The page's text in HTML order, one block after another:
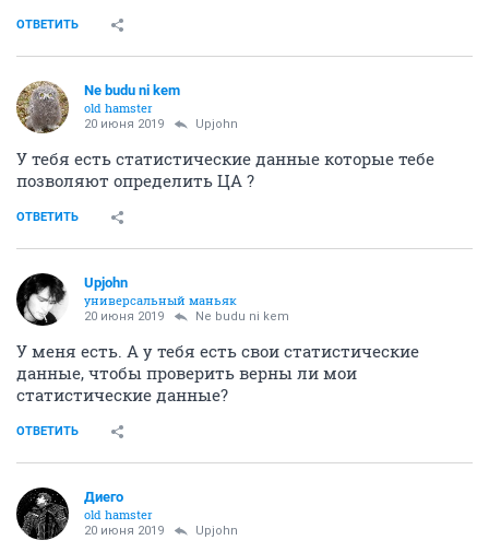
ОТВЕТИТЬ
Ne budu ni kem
old hamster
20 июня 2019 Upjohn
У тебя есть статистические данные которые тебе
позволяют определить ЦА ?
ОТВЕТИТЬ
Upjohn
универсальный маньяк
20 июня 2019 Ne budu ni kem
У меня есть. А у тебя есть свои статистические
данные, чтобы проверить верны ли мои
статистические данные?
ОТВЕТИТЬ
Диего
old hamster
20 июня 2019 Upjohn